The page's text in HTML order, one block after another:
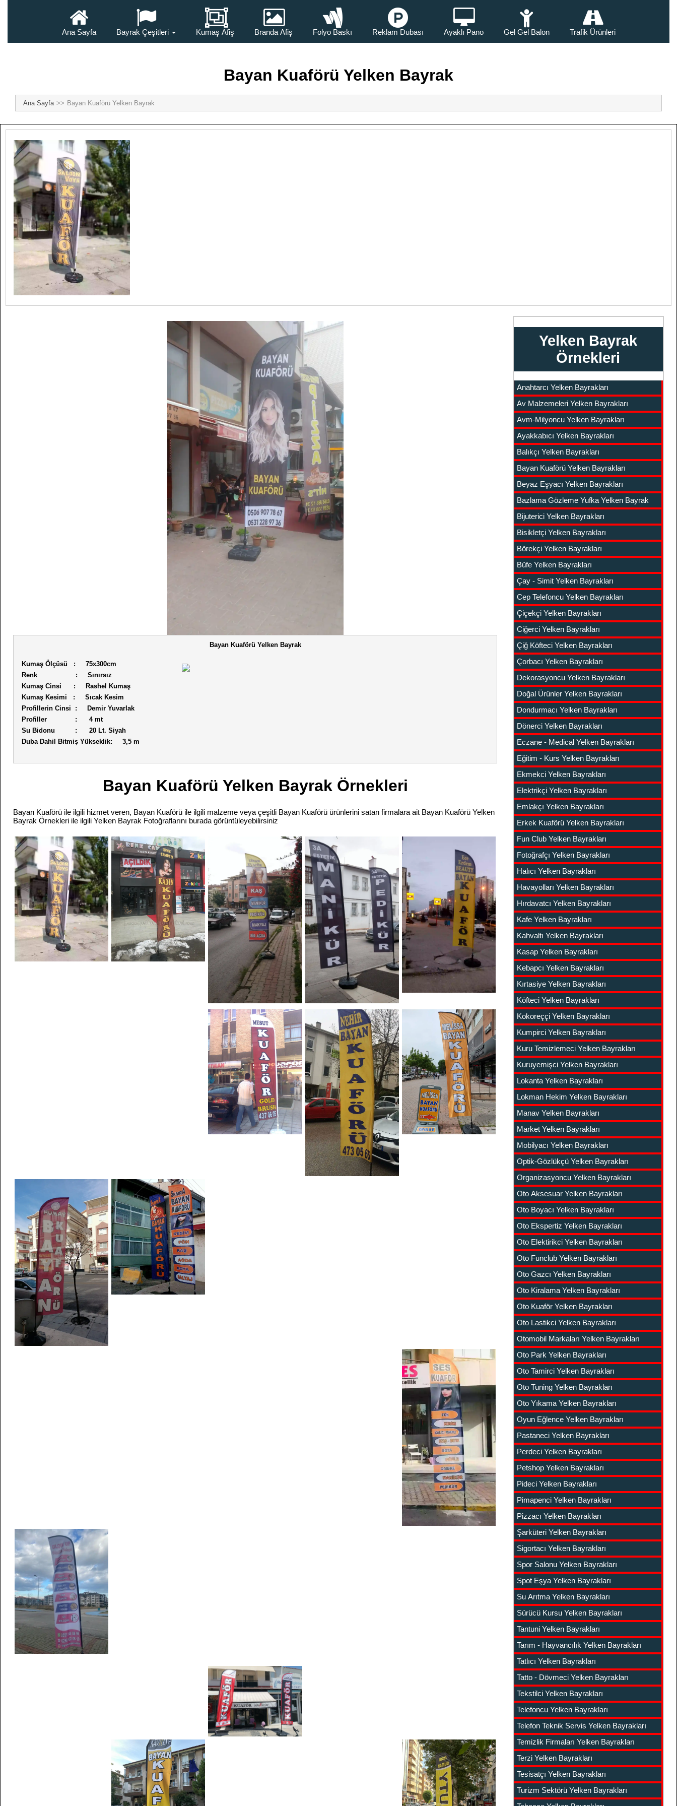
Bayan Kuaförü Yelken Bayrak
Ana Sayfa Bayan Kuaförü Yelken Bayrak
Ana Sayfa Bayrak Çeşitleri Kumaş Afiş Branda Afiş Folyo Baskı Reklam Dubası Ayaklı Pano Gel Gel Balon Trafik Ürünleri
Bayan Kuaförü Yelken Bayrak
Kumaş Ölçüsü : 75x300cm
Renk : Sınırsız
Kumaş Cinsi : Rashel Kumaş
Kumaş Kesimi : Sıcak Kesim
Profillerin Cinsi : Demir Yuvarlak
Profiller : 4 mt
Su Bidonu : 20 Lt. Siyah
Duba Dahil Bitmiş Yükseklik: 3,5 m
Bayan Kuaförü Yelken Bayrak Örnekleri
Bayan Kuaförü ile ilgili hizmet veren, Bayan Kuaförü ile ilgili malzeme veya çeşitli Bayan Kuaförü ürünlerini satan firmalara ait Bayan Kuaförü Yelken
Bayrak Örnekleri ile ilgili Yelken Bayrak Fotoğraflarını burada görüntüleyebilirsiniz
Yelken Bayrak
Örnekleri
Anahtarcı Yelken Bayrakları
Av Malzemeleri Yelken Bayrakları
Avm-Milyoncu Yelken Bayrakları
Ayakkabıcı Yelken Bayrakları
Balıkçı Yelken Bayrakları
Bayan Kuaförü Yelken Bayrakları
Beyaz Eşyacı Yelken Bayrakları
Bazlama Gözleme Yufka Yelken Bayrak
Bijuterici Yelken Bayrakları
Bisikletçi Yelken Bayrakları
Börekçi Yelken Bayrakları
Büfe Yelken Bayrakları
Çay - Simit Yelken Bayrakları
Cep Telefoncu Yelken Bayrakları
Çiçekçi Yelken Bayrakları
Ciğerci Yelken Bayrakları
Çiğ Köfteci Yelken Bayrakları
Çorbacı Yelken Bayrakları
Dekorasyoncu Yelken Bayrakları
Doğal Ürünler Yelken Bayrakları
Dondurmacı Yelken Bayrakları
Dönerci Yelken Bayrakları
Eczane - Medical Yelken Bayrakları
Eğitim - Kurs Yelken Bayrakları
Ekmekci Yelken Bayrakları
Elektrikçi Yelken Bayrakları
Emlakçı Yelken Bayrakları
Erkek Kuaförü Yelken Bayrakları
Fun Club Yelken Bayrakları
Fotoğrafçı Yelken Bayrakları
Halıcı Yelken Bayrakları
Havayolları Yelken Bayrakları
Hırdavatcı Yelken Bayrakları
Kafe Yelken Bayrakları
Kahvaltı Yelken Bayrakları
Kasap Yelken Bayrakları
Kebapcı Yelken Bayrakları
Kırtasiye Yelken Bayrakları
Köfteci Yelken Bayrakları
Kokoreççi Yelken Bayrakları
Kumpirci Yelken Bayrakları
Kuru Temizlemeci Yelken Bayrakları
Kuruyemişci Yelken Bayrakları
Lokanta Yelken Bayrakları
Lokman Hekim Yelken Bayrakları
Manav Yelken Bayrakları
Market Yelken Bayrakları
Mobilyacı Yelken Bayrakları
Optik-Gözlükçü Yelken Bayrakları
Organizasyoncu Yelken Bayrakları
Oto Aksesuar Yelken Bayrakları
Oto Boyacı Yelken Bayrakları
Oto Ekspertiz Yelken Bayrakları
Oto Elektirikci Yelken Bayrakları
Oto Funclub Yelken Bayrakları
Oto Gazcı Yelken Bayrakları
Oto Kiralama Yelken Bayrakları
Oto Kuaför Yelken Bayrakları
Oto Lastikci Yelken Bayrakları
Otomobil Markaları Yelken Bayrakları
Oto Park Yelken Bayrakları
Oto Tamirci Yelken Bayrakları
Oto Tuning Yelken Bayrakları
Oto Yıkama Yelken Bayrakları
Oyun Eğlence Yelken Bayrakları
Pastaneci Yelken Bayrakları
Perdeci Yelken Bayrakları
Petshop Yelken Bayrakları
Pideci Yelken Bayrakları
Pimapenci Yelken Bayrakları
Pizzacı Yelken Bayrakları
Şarküteri Yelken Bayrakları
Sigortacı Yelken Bayrakları
Spor Salonu Yelken Bayrakları
Spot Eşya Yelken Bayrakları
Su Arıtma Yelken Bayrakları
Sürücü Kursu Yelken Bayrakları
Tantuni Yelken Bayrakları
Tarım - Hayvancılık Yelken Bayrakları
Tatlıcı Yelken Bayrakları
Tatto - Dövmeci Yelken Bayrakları
Tekstilci Yelken Bayrakları
Telefoncu Yelken Bayrakları
Telefon Teknik Servis Yelken Bayrakları
Temizlik Firmaları Yelken Bayrakları
Terzi Yelken Bayrakları
Tesisatçı Yelken Bayrakları
Turizm Sektörü Yelken Bayrakları